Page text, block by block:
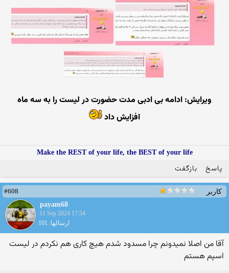
ویرایش: ادامه بی ادبی مدت حضورت در لیست را به سه ماه
افزایش داد
Make the REST of your life, the BEST of your life
پاسخ بازگفت
کاربر
#608
payam68
11 Sep 2024 17:54
ارسالها: 101
آقا من اصلا نمیدونم چرا مسدود شدم هیچ کاری هم نکردم در لیست
اسپم هستم